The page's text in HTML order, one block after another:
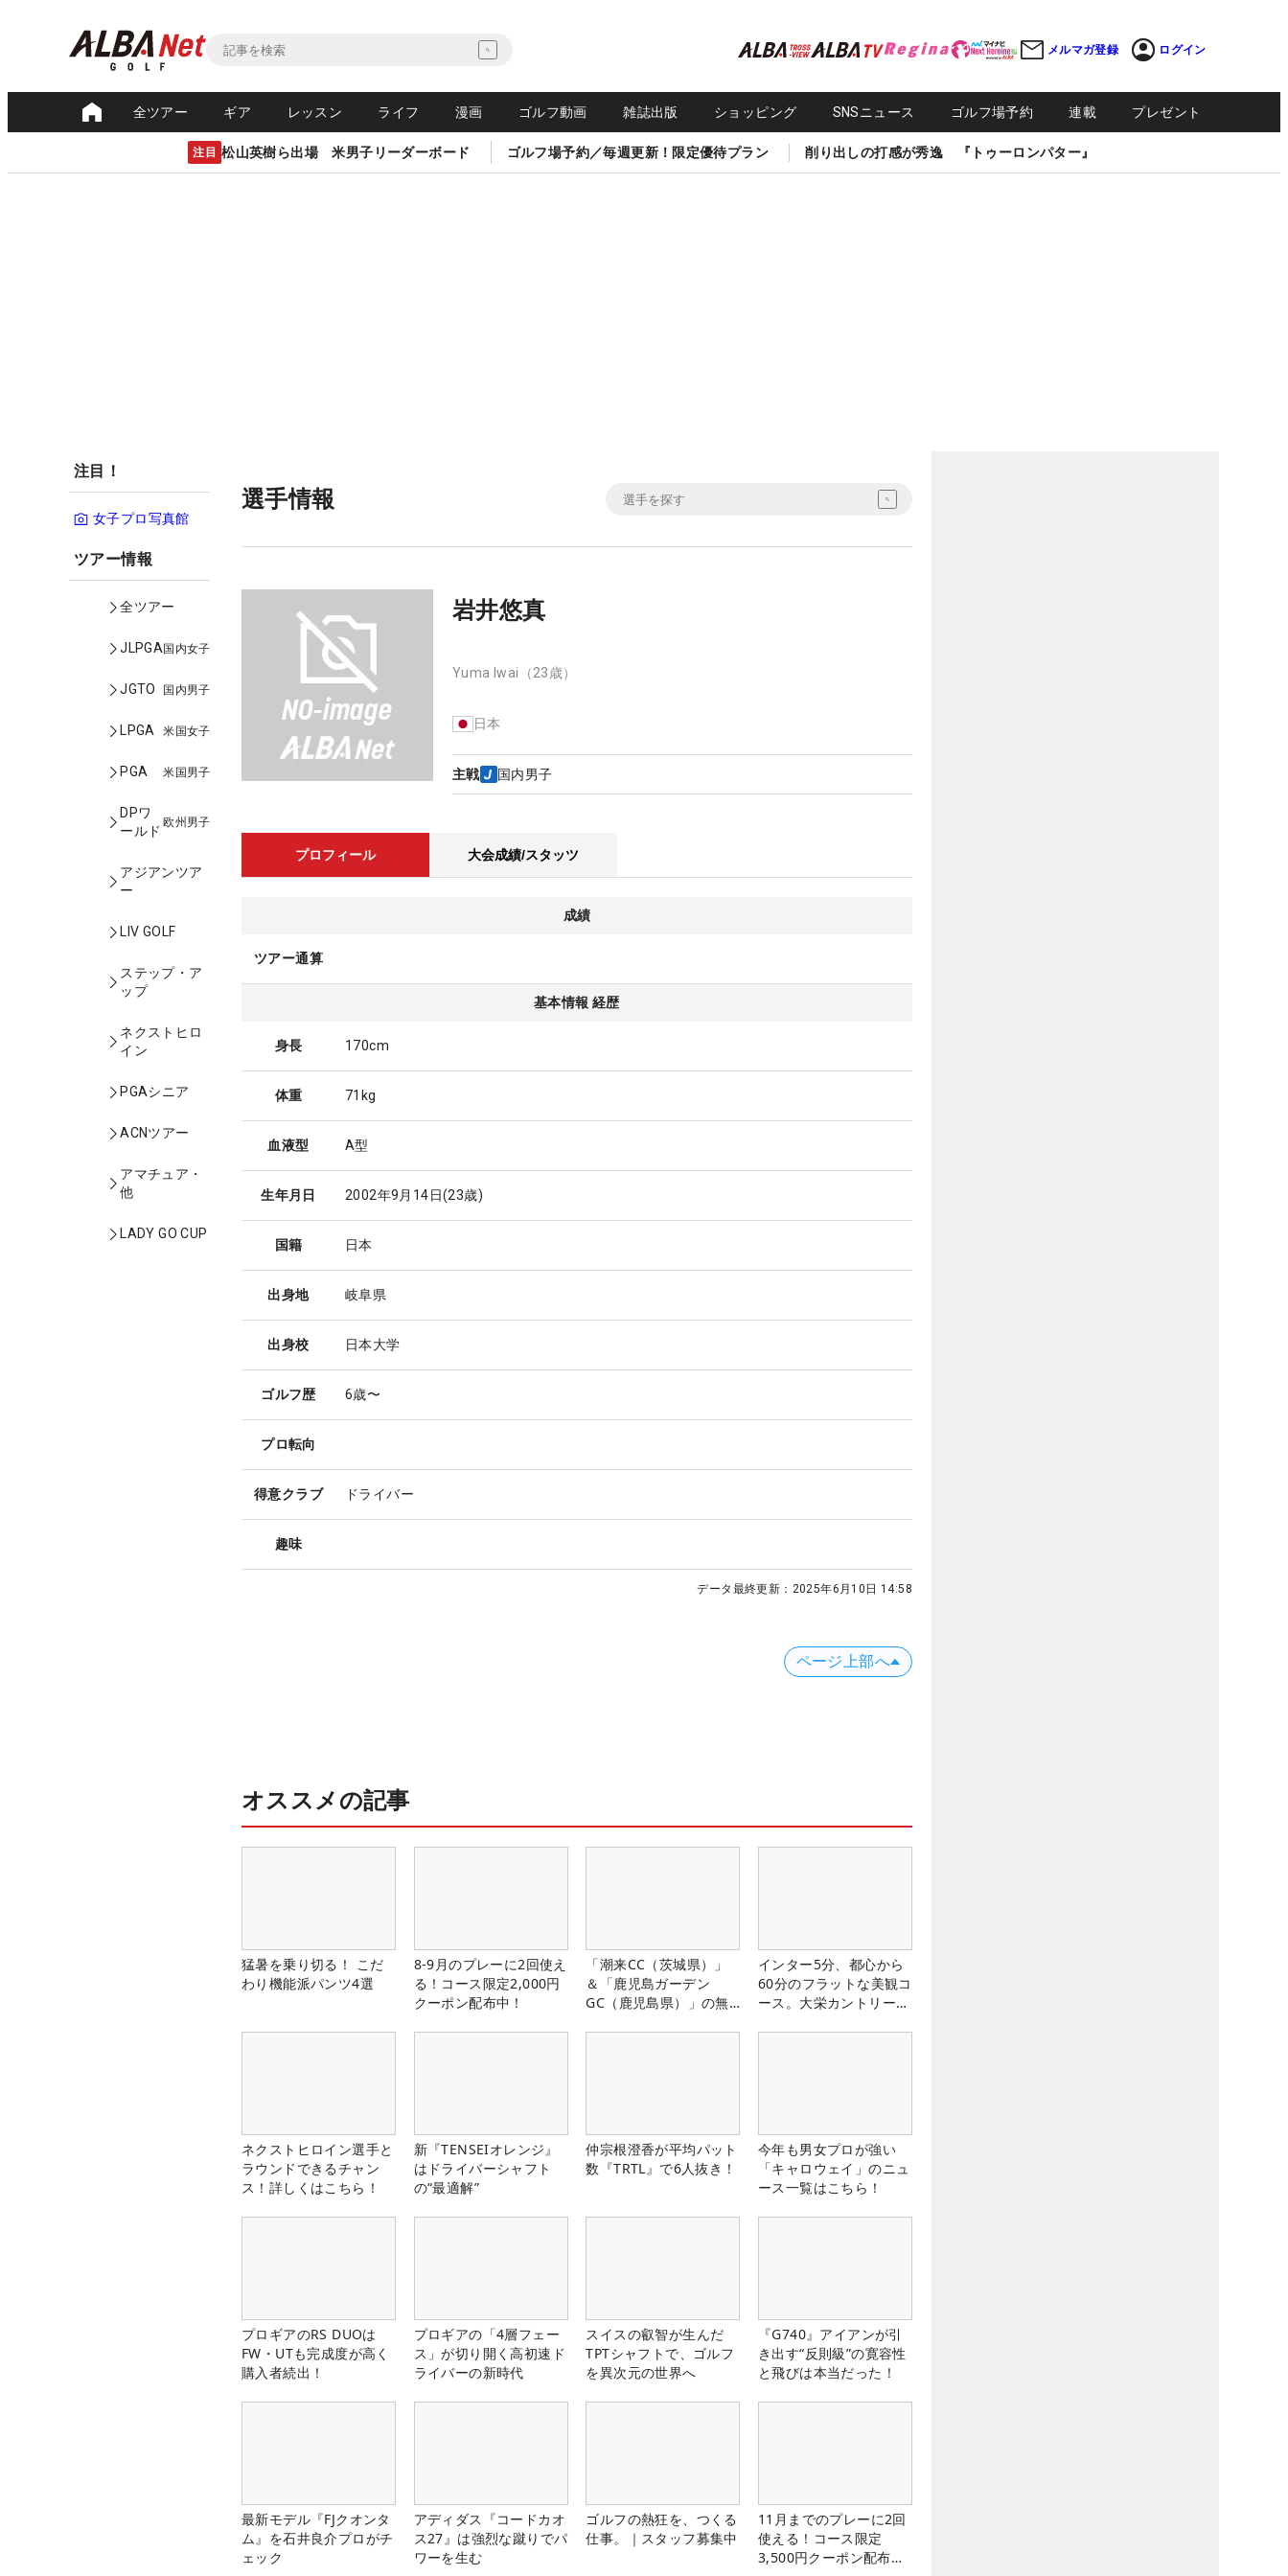
メルマガ登録 ログイン
全ツアー ギア レッスン ライフ 漫画 ゴルフ動画 雑誌出版 ショッピング SNSニュース ゴルフ場予約 連載 プレゼント
注目 松山英樹ら出場 米男子リーダーボード ゴルフ場予約／毎週更新！限定優待プラン 削り出しの打感が秀逸 『トゥーロンパター』
注目！
女子プロ写真館
ツアー情報
全ツアー
JLPGA国内女子
JGTO 国内男子
LPGA 米国女子
PGA 米国男子
DPワ
ールド
欧州男子
アジアンツア
ー
LIV GOLF
ステップ・ア
ップ
ネクストヒロ
イン
PGAシニア
ACNツアー
アマチュア・
他
LADY GO CUP
選手情報
岩井悠真
Yuma Iwai （23歳）
日本
主戦 国内男子
プロフィール 大会成績/スタッツ
成績
ツアー通算
基本情報 経歴
身長 170cm
体重 71kg
血液型 A型
生年月日 2002年9月14日(23歳)
国籍 日本
出身地 岐阜県
出身校 日本大学
ゴルフ歴 6歳〜
プロ転向
得意クラブ ドライバー
趣味
データ最終更新： 2025年6月10日 14:58
ページ上部へ
オススメの記事
猛暑を乗り切る！ こだ
わり機能派パンツ4選
8-9月のプレーに2回使え
る！コース限定2,000円
クーポン配布中！
「潮来CC（茨城県）」
＆「鹿児島ガーデン
GC（鹿児島県）」の無
インター5分、都心から
60分のフラットな美観コ
ース。大栄カントリー俱
ネクストヒロイン選手と
ラウンドできるチャン
ス！詳しくはこちら！
新『TENSEIオレンジ』
はドライバーシャフト
の“最適解”
仲宗根澄香が平均パット
数『TRTL』で6人抜き！
今年も男女プロが強い
「キャロウェイ」のニュ
ース一覧はこちら！
プロギアのRS DUOは
FW・UTも完成度が高く
購入者続出！
プロギアの「4層フェー
ス」が切り開く高初速ド
ライバーの新時代
スイスの叡智が生んだ
TPTシャフトで、ゴルフ
を異次元の世界へ
『G740』アイアンが引
き出す“反則級”の寛容性
と飛びは本当だった！
最新モデル『FJクオンタ
ム』を石井良介プロがチ
ェック
アディダス『コードカオ
ス27』は強烈な蹴りでパ
ワーを生む
ゴルフの熱狂を、つくる
仕事。｜スタッフ募集中
11月までのプレーに2回
使える！コース限定
3,500円クーポン配布